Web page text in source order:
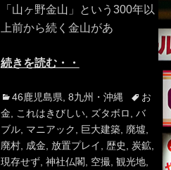
「山ヶ野金山」という300年以
上前から続く金山があ
続きを読む・・
Categories
46鹿児島県 8九州・沖縄 Tags
お
金
これはきびしい, ズタボロ
バ
ブル, マニアック 巨大建築, 廃墟
廃村, 成金 放置プレイ 歴史 炭鉱,
現存せず, 神社仏閣 空撮, 観光地,